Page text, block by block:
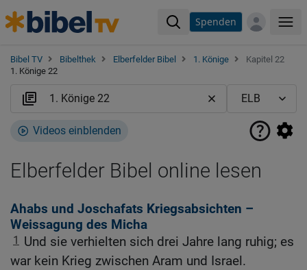
Spenden
Bibel TV Bibelthek Elberfelder Bibel 1. Könige
Kapitel 22
1. Könige 22
Videos einblenden
Elberfelder Bibel online lesen
Ahabs und Joschafats Kriegsabsichten –
Weissagung des Micha
1
Und sie verhielten sich drei Jahre lang ruhig; es
war kein Krieg zwischen Aram und Israel.